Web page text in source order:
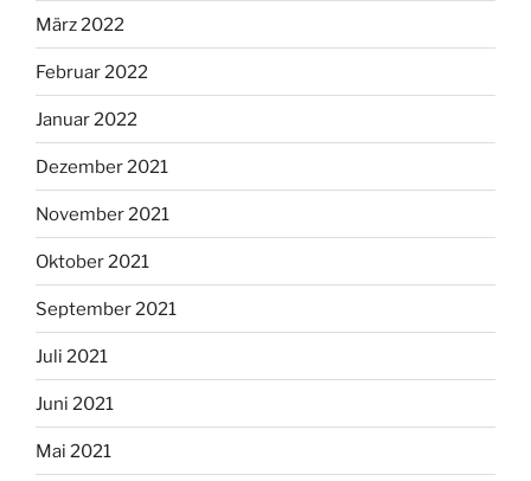
März 2022
Februar 2022
Januar 2022
Dezember 2021
November 2021
Oktober 2021
September 2021
Juli 2021
Juni 2021
Mai 2021